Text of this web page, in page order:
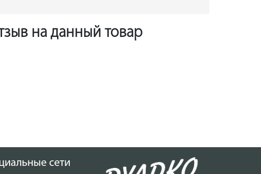
на данный товар
сети